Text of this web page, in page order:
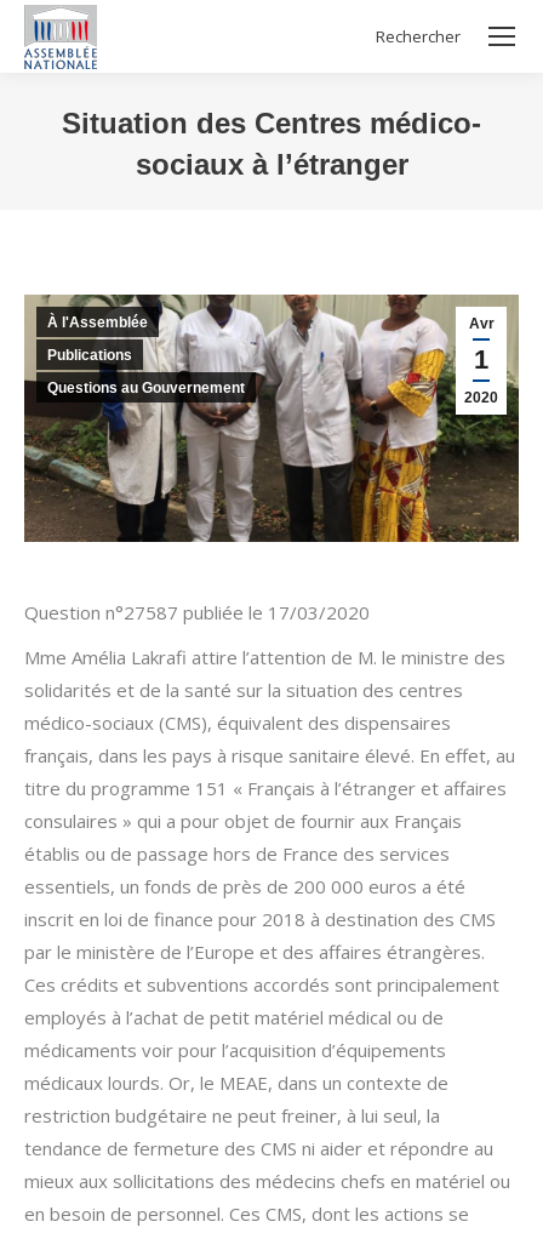
Search:
Rechercher
Situation des Centres médico-
sociaux à l’étranger
Avr
1
2020
À l'Assemblée
Publications
Questions au Gouvernement
Question n°27587 publiée le 17/03/2020
Mme Amélia Lakrafi attire l’attention de M. le ministre des
solidarités et de la santé sur la situation des centres
médico-sociaux (CMS), équivalent des dispensaires
français, dans les pays à risque sanitaire élevé. En effet, au
titre du programme 151 « Français à l’étranger et affaires
consulaires » qui a pour objet de fournir aux Français
établis ou de passage hors de France des services
essentiels, un fonds de près de 200 000 euros a été
inscrit en loi de finance pour 2018 à destination des CMS
par le ministère de l’Europe et des affaires étrangères.
Ces crédits et subventions accordés sont principalement
employés à l’achat de petit matériel médical ou de
médicaments voir pour l’acquisition d’équipements
médicaux lourds. Or, le MEAE, dans un contexte de
restriction budgétaire ne peut freiner, à lui seul, la
tendance de fermeture des CMS ni aider et répondre au
mieux aux sollicitations des médecins chefs en matériel ou
en besoin de personnel. Ces CMS, dont les actions se